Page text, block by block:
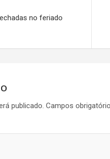
no feriado
publicado. Campos